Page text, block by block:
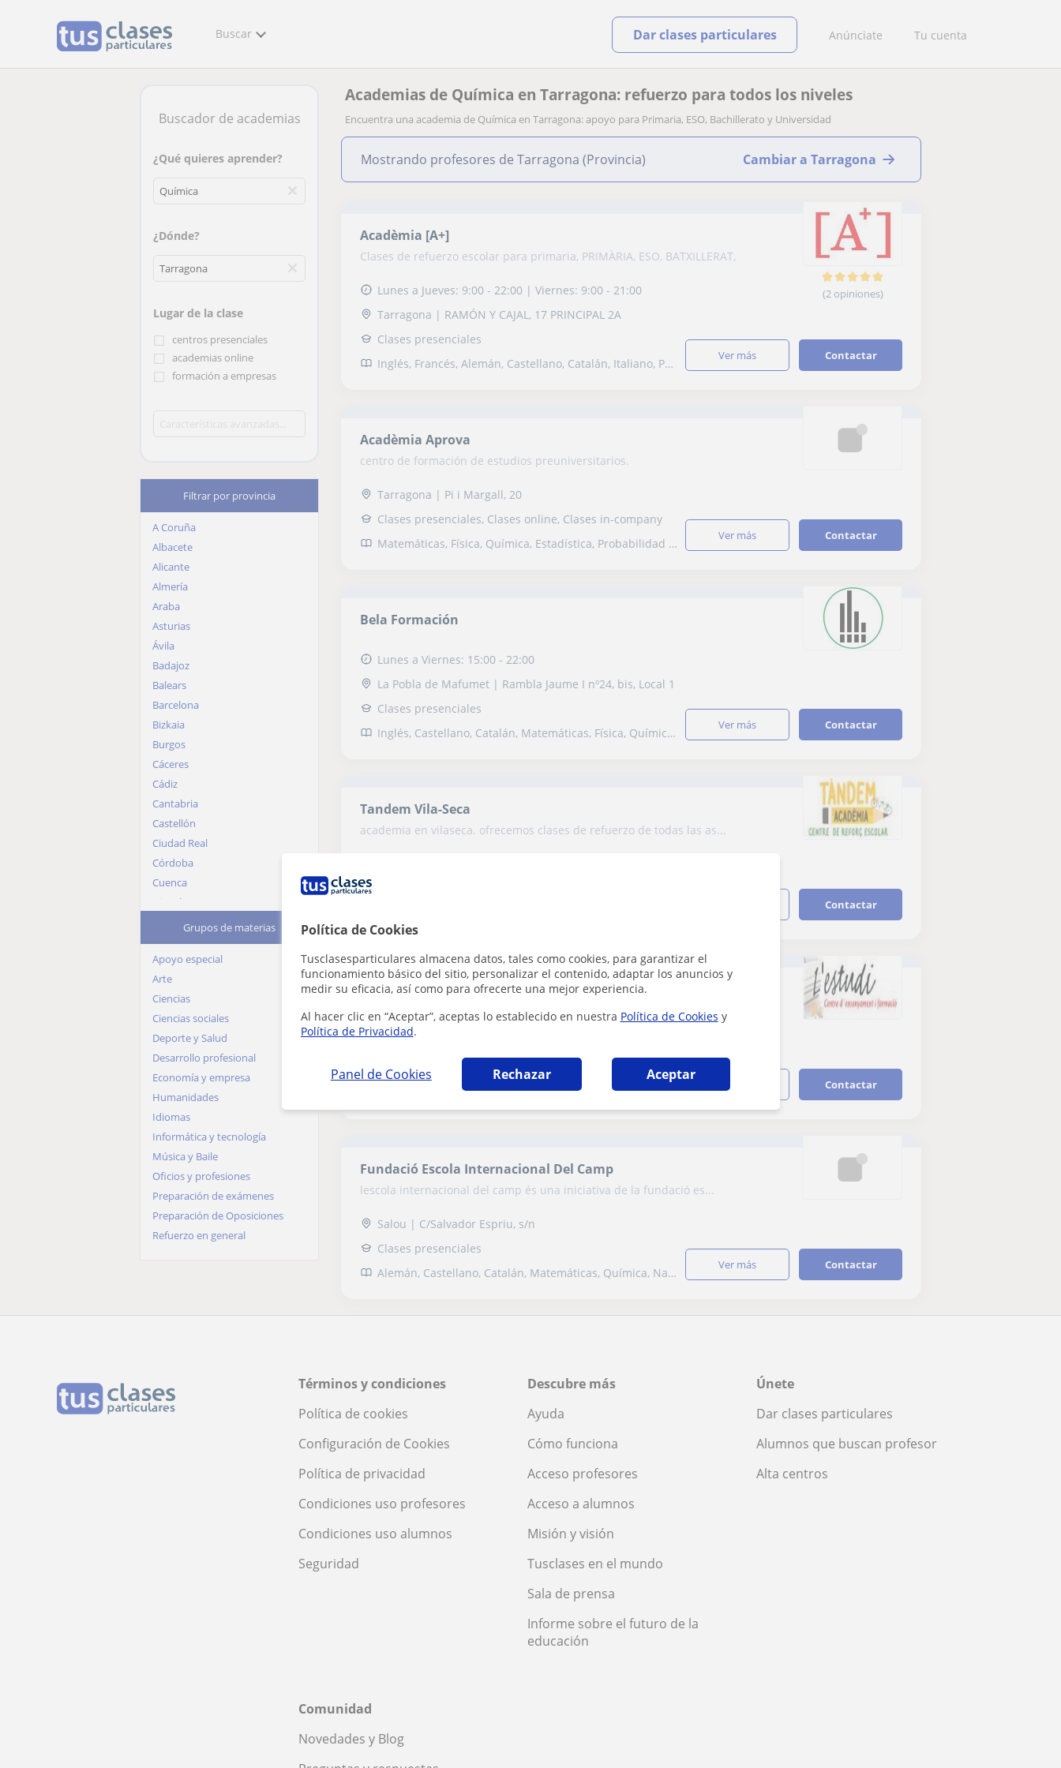
Política de Cookies
Tusclasesparticulares almacena datos, tales como cookies, para garantizar el
funcionamiento básico del sitio, personalizar el contenido, adaptar los anuncios y
medir su eficacia, así como para ofrecerte una mejor experiencia.
Al hacer clic en “Aceptar”, aceptas lo establecido en nuestra Política de Cookies y
Política de Privacidad.
Panel de Cookies Rechazar Aceptar
Buscar Anúnciate Tu cuenta
Dar clases particulares
Academias de Química en Tarragona: refuerzo para todos los niveles
Encuentra una academia de Química en Tarragona: apoyo para Primaria, ESO, Bachillerato y Universidad
Mostrando profesores de Tarragona (Provincia) Cambiar a Tarragona
(2 opiniones)
Acadèmia [A+]
Clases de refuerzo escolar para primaria, PRIMÀRIA, ESO, BATXILLERAT,
Lunes a Jueves: 9:00 - 22:00 | Viernes: 9:00 - 21:00
Tarragona | RAMÓN Y CAJAL, 17 PRINCIPAL 2A
Clases presenciales
Inglés, Francés, Alemán, Castellano, Catalán, Italiano, Portugués, Lengua, Latín, Ruso, Español para extranjeros, Matemáticas, Física, Química, Naturales, Biología, Ciencias General, Ingenieria, Álgebra, Bioquímica, Ciencias Ambientales, Historia, Filosofía, Lengua Castellana y Literatura, Latín y Griego, Lengua catalana y literatura, Ofimática, Dibujo técnico, Mecanografía, Selectividad, Otros examenes, Pruebas de acceso, FCE First Certificate in English, CAE Certificate in Advanced English, Graduado en ESO (para adultos), Graduado escolar, B1 PET, Repaso General, ESO, Bachillerato, Todos los cursos, Primaria, Universidad, Ciclos Formativos, Geografía, Derecho, Ciencias políticas, Matemáticas aplicadas, Economía
ver más Contactar
Acadèmia Aprova
centro de formación de estudios preuniversitarios.
Tarragona | Pi i Margall, 20
Clases presenciales, Clases online, Clases in-company
Matemáticas, Física, Química, Estadística, Probabilidad y Estadística, Ingenieria, Electrotecnia, Álgebra, Dibujo técnico
ver más Contactar
Bela Formación
Lunes a Viernes: 15:00 - 22:00
La Pobla de Mafumet | Rambla Jaume I nº24, bis, Local 1
Clases presenciales
Inglés, Castellano, Catalán, Matemáticas, Física, Química, Naturales, Biología, Estadística, Ciencias General, Probabilidad y Estadística, Álgebra, Bioquímica, Genética, Graduado en ESO (para adultos), Graduado escolar, ESO, Bachillerato, Primaria, Ciclos Formativos, Matemáticas aplicadas, Administración de empresas, Marketing, Matemáticas y Dirección financiera
ver más Contactar
Tandem Vila-Seca
academia en vilaseca. ofrecemos clases de refuerzo de todas las as...
Contactar
L'estudi
som un centre de formacio que ens dediquem a formacio a tots nivel...
Clases presenciales, Clases online, Clases in-company
Física, Química, Ciencias General, Otras ciencias, Álgebra, Bioquímica, Escritura, Lectura, Lengua catalana y literatura, FCE First Certificate in English, B1 PET, Repaso General, ESO, Bachillerato, Primaria, Universidad, Ciclos Formativos, Matemáticas aplicadas, Psicologia, Técnicas de estudio, Problemas de aprendizaje, TDAH Trastorno por déficit de atención
ver más Contactar
Fundació Escola Internacional Del Camp
lescola internacional del camp és una iniciativa de la fundació es...
Salou | C/Salvador Espriu, s/n
Clases presenciales
Alemán, Castellano, Catalán, Matemáticas, Química, Naturales, Biología, Geografía
ver más Contactar
Buscador de academias
¿Qué quieres aprender?
¿Dónde?
Lugar de la clase
centros presenciales
academias online
formación a empresas
Filtrar por provincia
A Coruña
Albacete
Alicante
Almería
Araba
Asturias
Ávila
Badajoz
Balears
Barcelona
Bizkaia
Burgos
Cáceres
Cádiz
Cantabria
Castellón
Ciudad Real
Córdoba
Cuenca
Gipuzkoa
Granada
Guadalajara
Huelva
Huesca
Jaén
La Rioja
Las Palmas
León
Lleida
Lugo
Madrid
Málaga
Murcia
Navarra
Ourense
Palencia
Sevilla
Toledo
Valencia
Grupos de materias
Apoyo especial
Arte
Ciencias
Ciencias sociales
Deporte y Salud
Desarrollo profesional
Economía y empresa
Humanidades
Idiomas
Informática y tecnología
Música y Baile
Oficios y profesiones
Preparación de exámenes
Preparación de Oposiciones
Refuerzo en general
Términos y condiciones
Política de cookies
Configuración de Cookies
Política de privacidad
Condiciones uso profesores
Condiciones uso alumnos
Seguridad
Descubre más
Ayuda
Cómo funciona
Acceso profesores
Acceso a alumnos
Misión y visión
Tusclases en el mundo
Sala de prensa
Informe sobre el futuro de la
educación
Únete
Dar clases particulares
Alumnos que buscan profesor
Alta centros
Comunidad
Novedades y Blog